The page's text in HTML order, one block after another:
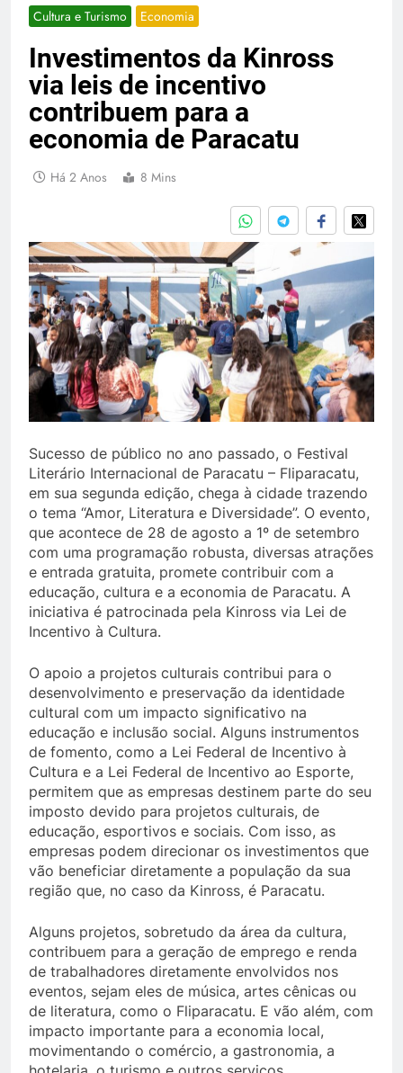
Cultura e Turismo Economia
Investimentos da Kinross
via leis de incentivo
contribuem para a
economia de Paracatu
Há 2 Anos 8 Mins
Sucesso de público no ano passado, o Festival
Literário Internacional de Paracatu – Fliparacatu,
em sua segunda edição, chega à cidade trazendo
o tema “Amor, Literatura e Diversidade”. O evento,
que acontece de 28 de agosto a 1º de setembro
com uma programação robusta, diversas atrações
e entrada gratuita, promete contribuir com a
educação, cultura e a economia de Paracatu. A
iniciativa é patrocinada pela Kinross via Lei de
Incentivo à Cultura.
O apoio a projetos culturais contribui para o
desenvolvimento e preservação da identidade
cultural com um impacto significativo na
educação e inclusão social. Alguns instrumentos
de fomento, como a Lei Federal de Incentivo à
Cultura e a Lei Federal de Incentivo ao Esporte,
permitem que as empresas destinem parte do seu
imposto devido para projetos culturais, de
educação, esportivos e sociais. Com isso, as
empresas podem direcionar os investimentos que
vão beneficiar diretamente a população da sua
região que, no caso da Kinross, é Paracatu.
Alguns projetos, sobretudo da área da cultura,
contribuem para a geração de emprego e renda
de trabalhadores diretamente envolvidos nos
eventos, sejam eles de música, artes cênicas ou
de literatura, como o Fliparacatu. E vão além, com
impacto importante para a economia local,
movimentando o comércio, a gastronomia, a